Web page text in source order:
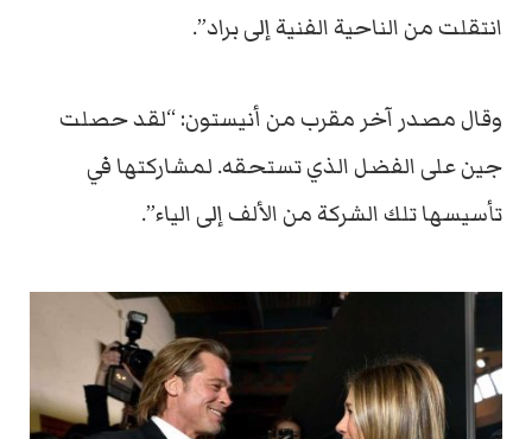
انتقلت من الناحية الفنية إلى براد”.
وقال مصدر آخر مقرب من أنيستون: “لقد حصلت
جين على الفضل الذي تستحقه. لمشاركتها في
تأسيسها تلك الشركة من الألف إلى الياء”.